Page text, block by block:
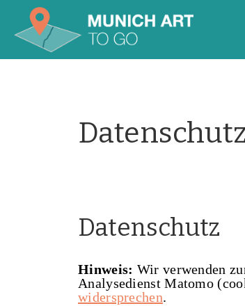
Datenschutz
Datenschutz
Hinweis: Wir verwenden
Analysedienst Matomo
widersprechen.